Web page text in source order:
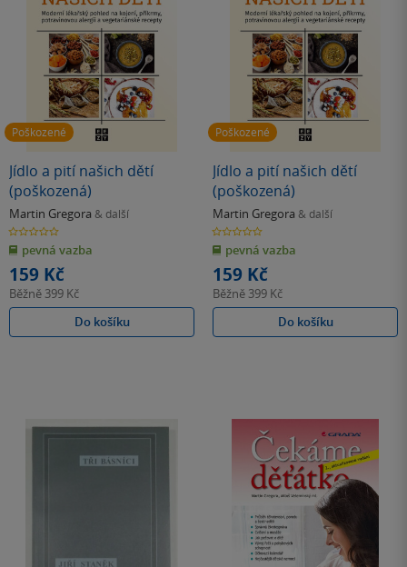
Poškozené
Jídlo a pití našich dětí
(poškozená)
Martin Gregora & další
0.0
z
5
hvězdiček
pevná vazba
159 Kč
Běžně 399 Kč
Do košíku
Poškozené
Jídlo a pití našich dětí
(poškozená)
Martin Gregora & další
0.0
z
5
hvězdiček
pevná vazba
159 Kč
Běžně 399 Kč
Do košíku